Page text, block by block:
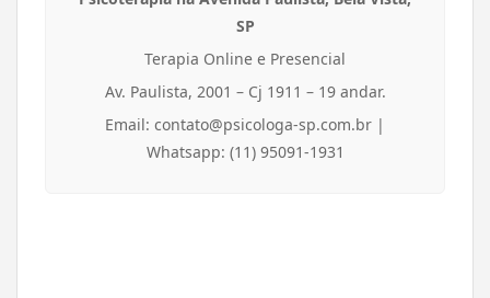
SP
Terapia Online e Presencial
Av. Paulista, 2001 – Cj 1911 – 19 andar.
Email: contato@psicologa-sp.com.br |
Whatsapp: (11) 95091-1931